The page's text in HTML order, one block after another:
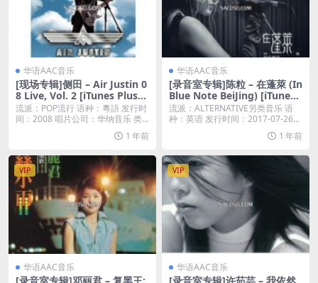
华语AAC音乐
[现场专辑]侧田 – Air Justin 0
8 Live, Vol. 2 [iTunes Plus
M4A]
流派：POP流行 语种：粵語 发行时
间：2008 唱片公司：华纳音乐 类
1 年前
华语AAC音乐
[录音室专辑]陈粒 – 在蓬萊 (In
Blue Note BeiJing) [iTunes
Plus M4A]
流派：ALTERNATIVE另类音乐 语
种：英语 发行时间：2017-07-26...
1 年前
VIP
华语AAC音乐
[录音室专辑]邓丽君 – 复黑王:
VIP
华语AAC音乐
[录音室专辑]许茹芸 – 我依然